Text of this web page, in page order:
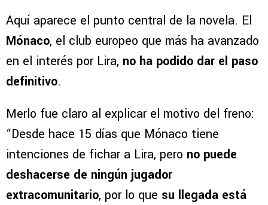
Aquí aparece el punto central de la novela. El
Mónaco, el club europeo que más ha avanzado
en el interés por Lira, no ha podido dar el paso
definitivo.
Merlo fue claro al explicar el motivo del freno:
“Desde hace 15 días que Mónaco tiene
intenciones de fichar a Lira, pero no puede
deshacerse de ningún jugador
extracomunitario, por lo que su llegada está